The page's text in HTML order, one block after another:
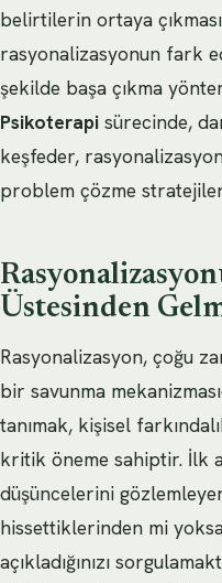
belirtilerin ortaya
rasyonalizasyonun fark
şekilde başa çıkma
Psikoterapi sürecinde,
keşfeder,
problem çözme
Üstesinden
Rasyonalizasyon, çoğu
bir savunma
tanımak, kişisel
kritik öneme sahiptir. İlk
düşüncelerini
hissettiklerinden mi
açıkladığınızı